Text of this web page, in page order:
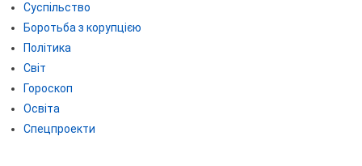
Суспільство
Боротьба з корупцією
Політика
Світ
Гороскоп
Освіта
Спецпроекти